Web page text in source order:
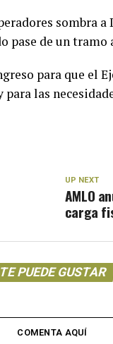
sombra a
pase de un
para que el
las
UP NEXT
AMLO
carga
TE PUEDE GUSTAR
COMENTA AQUÍ